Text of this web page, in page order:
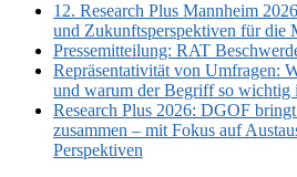
12. Research Plus Mannheim
und Zukunftsperspektiven für die
Pressemitteilung: RAT
Repräsentativität von Umfragen:
und warum der Begriff so wichtig
Research Plus 2026: DGOF
zusammen – mit Fokus auf
Perspektiven